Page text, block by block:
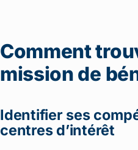
Comment
mission de
Identifier ses
centres d’intérêt